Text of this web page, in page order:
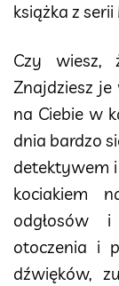
książka z
Czy wiesz,
Znajdziesz je
na Ciebie w
dnia bardzo
detektywem i
kociakiem
odgłosów i
otoczenia i
dźwięków,